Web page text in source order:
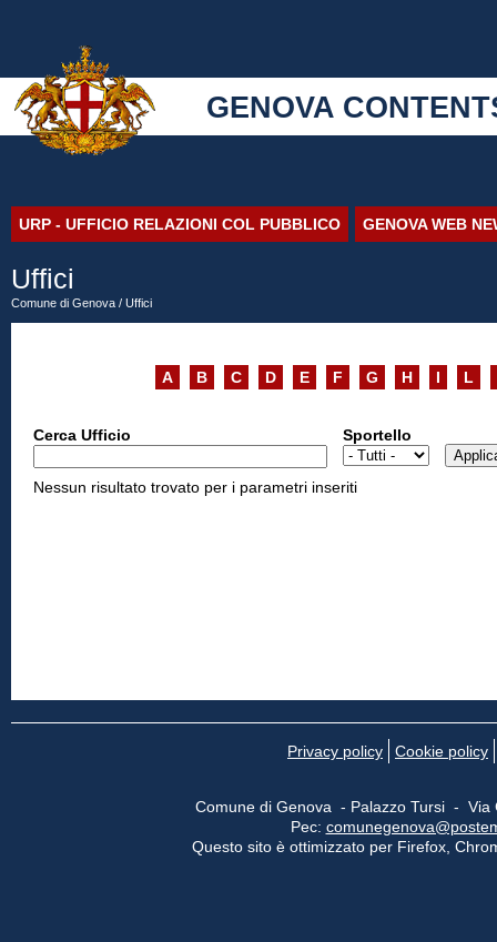
GENOVA
URP - UFFICIO RELAZIONI COL PUBBLICO GENOVA WEB
Uffici
Comune di Genova / Uffici
A B C D E F G H I L
Cerca Ufficio Sportello
Nessun risultato trovato per i parametri inseriti
Privacy policy Cookie policy
Comune di Genova - Palazzo Tursi -
Pec:
Questo sito è ottimizzato per Firefox,